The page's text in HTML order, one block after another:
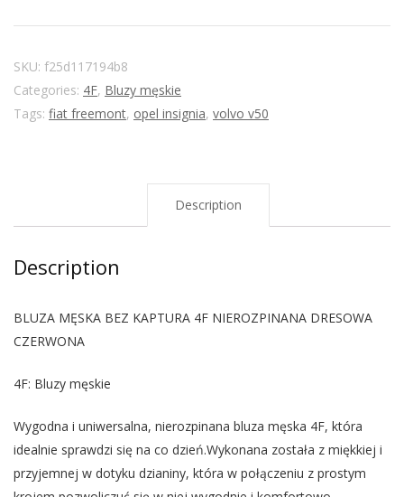
SKU: f25d117194b8
Categories: 4F, Bluzy męskie
Tags: fiat freemont, opel insignia, volvo v50
Description
Description
BLUZA MĘSKA BEZ KAPTURA 4F NIEROZPINANA DRESOWA
CZERWONA
4F: Bluzy męskie
Wygodna i uniwersalna, nierozpinana bluza męska 4F, która
idealnie sprawdzi się na co dzień.Wykonana została z miękkiej i
przyjemnej w dotyku dzianiny, która w połączeniu z prostym